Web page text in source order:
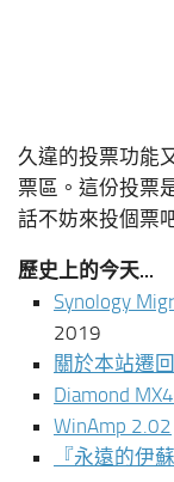
久違的投票功能
票區。這份投票
話不妨來投個票
歷史上的今天...
Synology
2019
關於本站遷
Diamond
WinAmp 2.02
『永遠的伊